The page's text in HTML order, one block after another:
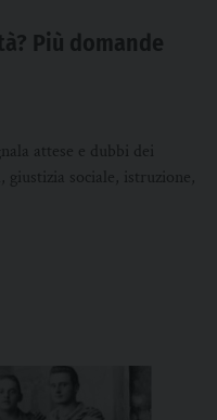
Più domande
attese e dubbi dei
sociale, istruzione,